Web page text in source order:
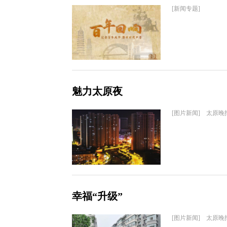
[新闻专题]
魅力太原夜
[图片新闻] 太原晚
幸福“升级”
[图片新闻] 太原晚